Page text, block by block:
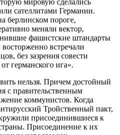
сателлитами Германии.
берлинском пороге,
меняли вектор,
фашистские штандарты
встречали
без зазрения совести
германского ига».
нельзя. Причем достойный
с правительственным
коммунистов. Когда
Тройственный пакт,
присоединившиеся к
Присоединение к их